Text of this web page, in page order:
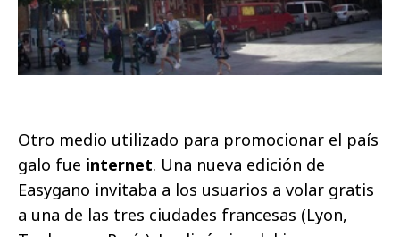
Otro medio utilizado para promocionar el país
galo fue internet. Una nueva edición de
Easygano invitaba a los usuarios a volar gratis
a una de las tres ciudades francesas (Lyon,